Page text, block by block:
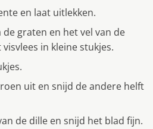
en laat uitlekken.
graten en het vel van de
in kleine stukjes.
uit en snijd de andere helft
de dille en snijd het blad fijn.